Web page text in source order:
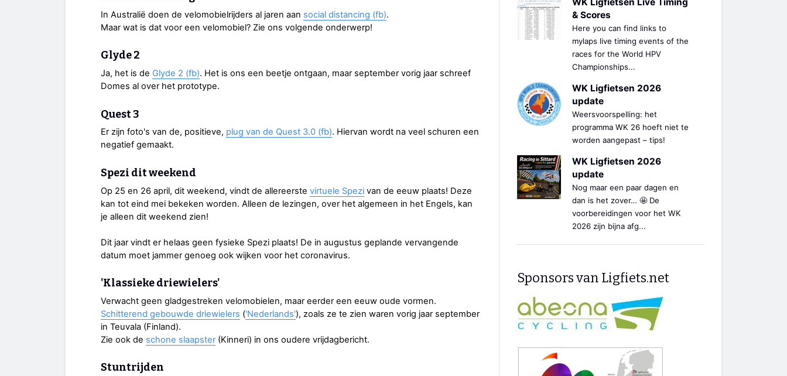
In Australië doen de velomobielrijders al jaren aan social distancing (fb).
Maar wat is dat voor een velomobiel? Zie ons volgende onderwerp!
Glyde 2
Ja, het is de Glyde 2 (fb). Het is ons een beetje ontgaan, maar september vorig jaar schreef
Domes al over het prototype.
Quest 3
Er zijn foto's van de, positieve, plug van de Quest 3.0 (fb). Hiervan wordt na veel schuren een
negatief gemaakt.
Spezi dit weekend
Op 25 en 26 april, dit weekend, vindt de allereerste virtuele Spezi van de eeuw plaats! Deze
kan tot eind mei bekeken worden. Alleen de lezingen, over het algemeen in het Engels, kan
je alleen dit weekend zien!
Dit jaar vindt er helaas geen fysieke Spezi plaats! De in augustus geplande vervangende
datum moet jammer genoeg ook wijken voor het coronavirus.
'Klassieke driewielers'
Verwacht geen gladgestreken velomobielen, maar eerder een eeuw oude vormen.
Schitterend gebouwde driewielers ('Nederlands'), zoals ze te zien waren vorig jaar september
in Teuvala (Finland).
Zie ook de schone slaapster (Kinneri) in ons oudere vrijdagbericht.
Stuntrijden
& Scores
Here you can find links to
mylaps live timing events of the
races for the World HPV
Championships...
WK Ligfietsen 2026
update
Weersvoorspelling: het
programma WK 26 hoeft niet te
worden aangepast – tips!
WK Ligfietsen 2026
update
Nog maar een paar dagen en
dan is het zover… 🤩 De
voorbereidingen voor het WK
2026 zijn bijna afg...
Sponsors van Ligfiets.net